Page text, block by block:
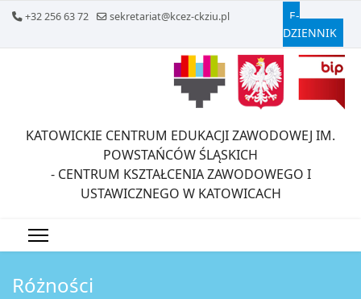
+32 256 63 72 sekretariat@kcez-ckziu.pl
E-
DZIENNIK
KATOWICKIE CENTRUM EDUKACJI ZAWODOWEJ IM.
POWSTAŃCÓW ŚLĄSKICH
- CENTRUM KSZTAŁCENIA ZAWODOWEGO I
USTAWICZNEGO W KATOWICACH
Różności